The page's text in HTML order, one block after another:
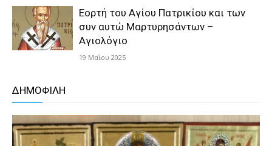
Εορτή του Αγίου Πατρικίου και των
συν αυτώ Μαρτυρησάντων –
Αγιολόγιο
19 Μαΐου 2025
ΔΗΜΟΦΙΛΗ